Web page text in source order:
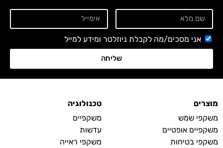
אני מסכים/מה לקבלת ניוזלטר ומידע למייל
שליחה
מוצרים
משקפי שמש
משקפיים אופטיים
משקפי בטיחות
טכנולוגיה
משקפיים
עדשות
משקפי ראייה